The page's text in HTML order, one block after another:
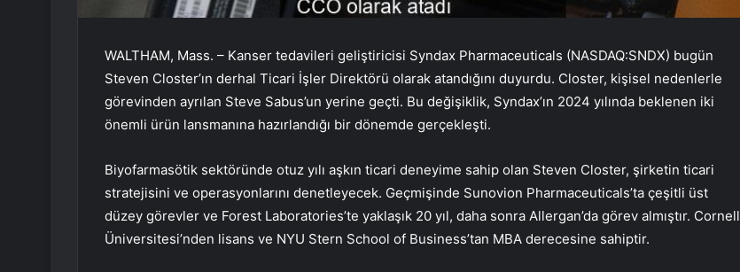
WALTHAM, Mass. – Kanser tedavileri geliştiricisi Syndax Pharmaceuticals (NASDAQ:SNDX) bugün
Steven Closter’ın derhal Ticari İşler Direktörü olarak atandığını duyurdu. Closter, kişisel nedenlerle
görevinden ayrılan Steve Sabus’un yerine geçti. Bu değişiklik, Syndax’ın 2024 yılında beklenen iki
önemli ürün lansmanına hazırlandığı bir dönemde gerçekleşti.
Biyofarmasötik sektöründe otuz yılı aşkın ticari deneyime sahip olan Steven Closter, şirketin ticari
stratejisini ve operasyonlarını denetleyecek. Geçmişinde Sunovion Pharmaceuticals’ta çeşitli üst
düzey görevler ve Forest Laboratories’te yaklaşık 20 yıl, daha sonra Allergan’da görev almıştır. Cornell
Üniversitesi’nden lisans ve NYU Stern School of Business’tan MBA derecesine sahiptir.